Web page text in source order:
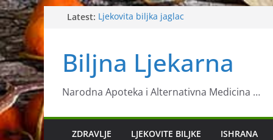
Skip
Latest: Ljekovita biljka jaglac
Najzdravije namirnice za veliko čišćenje
Kesten pitomi
Biljna Ljekarna
Narodna Apoteka i Alternativna Medicina …
ZDRAVLJE LJEKOVITE BILJKE ISHRANA